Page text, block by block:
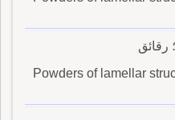
رقائق
Powders of lamellar